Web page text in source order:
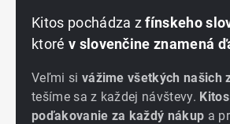
Kitos pochádza zfínskeho
ktoré v slovenčine znamená
Veľmi si vážime všetkých našich
tešíme sa z každej návštevy.
poďakovanie za každý nákup a